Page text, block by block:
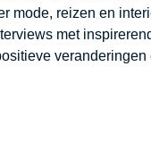
reizen en
met